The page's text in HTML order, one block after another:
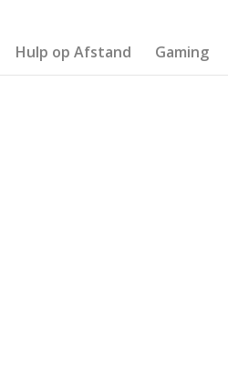
Hulp op Afstand Gaming